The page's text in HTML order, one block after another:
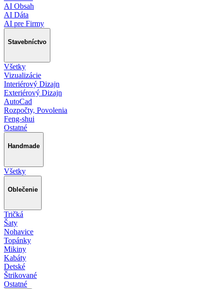
AI Obsah
AI Dáta
AI pre Firmy
Stavebníctvo
Všetky
Vizualizácie
Interiérový Dizajn
Exteriérový Dizajn
AutoCad
Rozpočty, Povolenia
Feng-shui
Ostatné
Handmade
Všetky
Oblečenie
Tričká
Šaty
Nohavice
Topánky
Mikiny
Kabáty
Detské
Štrikované
Ostatné